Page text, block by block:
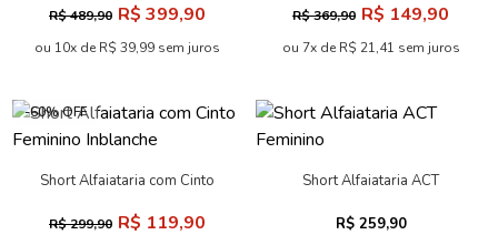
R$ 489,90 R$ 399,90
ou 10x de R$ 39,99 sem juros
R$ 369,90 R$ 149,90
ou 7x de R$ 21,41 sem juros
-60% OFF
Short Alfaiataria com Cinto
R$ 299,90 R$ 119,90
Short Alfaiataria ACT
R$ 259,90